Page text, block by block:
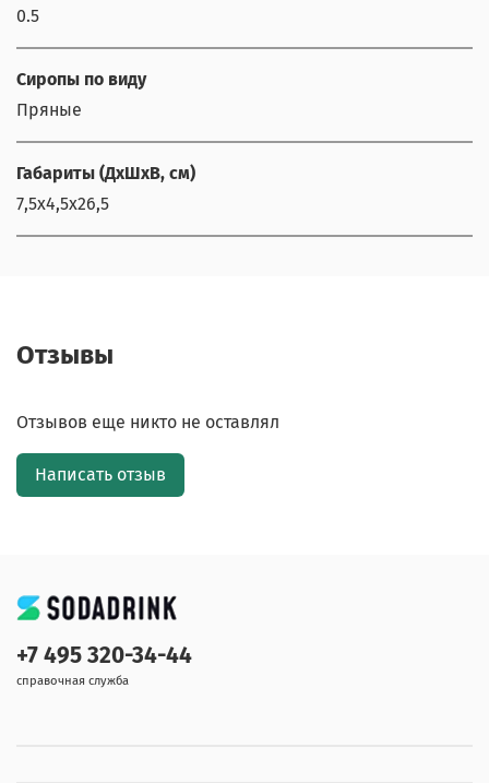
0.5
Сиропы по виду
Пряные
Габариты (ДхШхВ, см)
7,5х4,5х26,5
Отзывы
Отзывов еще никто не оставлял
Написать отзыв
+7 495 320-34-44
справочная служба